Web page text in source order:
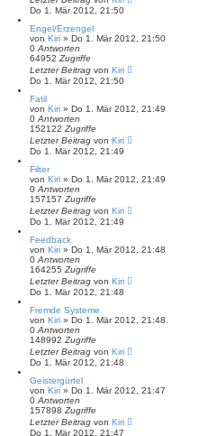
Do 1. Mär 2012, 21:50
Engel/Erzengel
von Kiri » Do 1. Mär 2012, 21:50
0 Antworten
64952 Zugriffe
Letzter Beitrag von Kiri
Do 1. Mär 2012, 21:50
Fatil
von Kiri » Do 1. Mär 2012, 21:49
0 Antworten
152122 Zugriffe
Letzter Beitrag von Kiri
Do 1. Mär 2012, 21:49
Filter
von Kiri » Do 1. Mär 2012, 21:49
0 Antworten
157157 Zugriffe
Letzter Beitrag von Kiri
Do 1. Mär 2012, 21:49
Feedback
von Kiri » Do 1. Mär 2012, 21:48
0 Antworten
164255 Zugriffe
Letzter Beitrag von Kiri
Do 1. Mär 2012, 21:48
Fremde Systeme
von Kiri » Do 1. Mär 2012, 21:48
0 Antworten
148992 Zugriffe
Letzter Beitrag von Kiri
Do 1. Mär 2012, 21:48
Geistergürtel
von Kiri » Do 1. Mär 2012, 21:47
0 Antworten
157898 Zugriffe
Letzter Beitrag von Kiri
Do 1. Mär 2012, 21:47